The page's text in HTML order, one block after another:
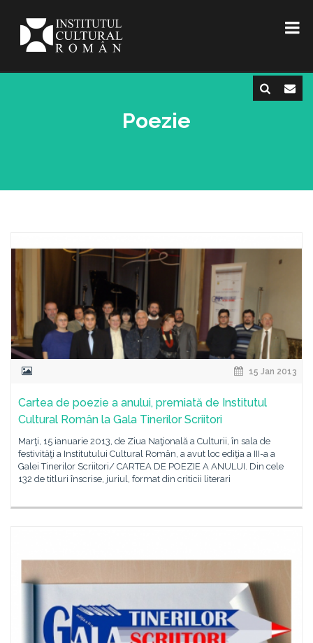
Poezie
15 Jan 2013
Cartea de poezie a anului, premiată de Institutul
Cultural Român la Gala Tinerilor Scriitori
Marţi, 15 ianuarie 2013, de Ziua Naţională a Culturii, în sala de
festivităţi a Institutului Cultural Român, a avut loc ediţia a III-a a
Galei Tinerilor Scriitori/ CARTEA DE POEZIE A ANULUI. Din cele
132 de titluri înscrise, juriul, format din criticii literari